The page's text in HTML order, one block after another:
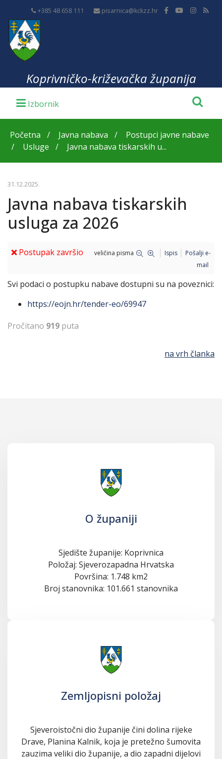
+385 48 658 111 pisarnica@kckzz.hr
Koprivničko-križevačka županija
Početna Javna nabava
Postupci javne nabave
Usluge
Javna nabava tiskarskih u...
31.12.2025.
Javna nabava tiskarskih
usluga za 2026
Postupak završio veličina pisma Ispis
Pošalji e-
mail
Svi podaci o postupku nabave dostupni su na poveznici:
https://eojn.hr/tender-eo/69947
Pročitano 919 puta
na vrh članka
O županiji
Sjedište županije: Koprivnica
Položaj: Sjeverozapadna Hrvatska
Površina: 1.748 km2
Broj stanovnika: 101.661 stanovnika
Zemljopisni položaj
Sjeveroistočni dio županije čini dolina rijeke
Drave, Planina Kalnik, koja je pretežno šumovita
zauzima veliki dio županije, a dio zapadni dijelovi